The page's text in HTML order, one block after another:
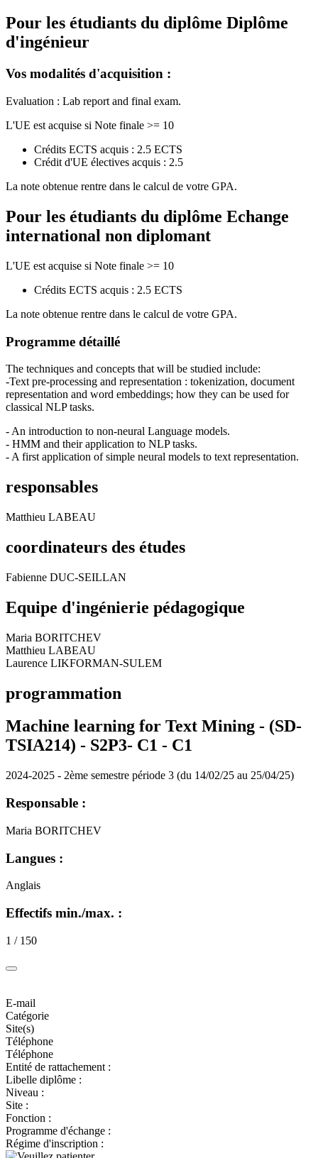
Pour les étudiants du diplôme Diplôme
d'ingénieur
Vos modalités d'acquisition :
Evaluation : Lab report and final exam.
L'UE est acquise si Note finale >= 10
Crédits ECTS acquis : 2.5 ECTS
Crédit d'UE électives acquis : 2.5
La note obtenue rentre dans le calcul de votre GPA.
Pour les étudiants du diplôme Echange
international non diplomant
L'UE est acquise si Note finale >= 10
Crédits ECTS acquis : 2.5 ECTS
La note obtenue rentre dans le calcul de votre GPA.
Programme détaillé
The techniques and concepts that will be studied include:
-Text pre-processing and representation : tokenization, document
representation and word embeddings; how they can be used for
classical NLP tasks.
- An introduction to non-neural Language models.
- HMM and their application to NLP tasks.
- A first application of simple neural models to text representation.
responsables
Matthieu LABEAU
coordinateurs des études
Fabienne DUC-SEILLAN
Equipe d'ingénierie pédagogique
Maria BORITCHEV
Matthieu LABEAU
Laurence LIKFORMAN-SULEM
programmation
Machine learning for Text Mining - (SD-
TSIA214) - S2P3- C1 - C1
2024-2025 - 2ème semestre période 3 (du 14/02/25 au 25/04/25)
Responsable :
Maria BORITCHEV
Langues :
Anglais
Effectifs min./max. :
1 / 150
E-mail
Catégorie
Site(s)
Téléphone
Téléphone
Entité de rattachement :
Libelle diplôme :
Niveau :
Site :
Fonction :
Programme d'échange :
Régime d'inscription :